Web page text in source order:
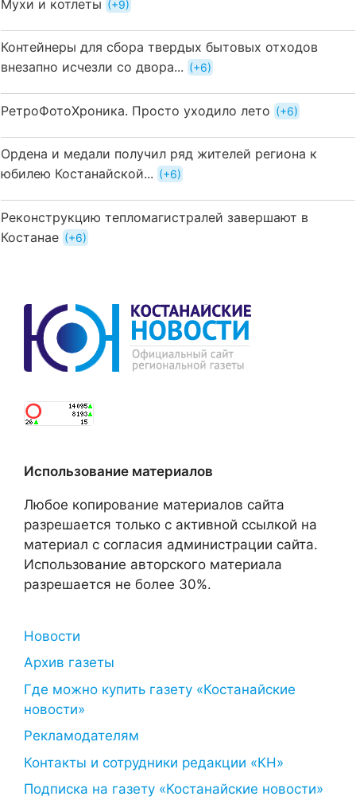
Мухи и котлеты +9
Контейнеры для сбора твердых бытовых отходов
внезапно исчезли со двора...
+6
РетроФотоХроника. Просто уходило лето +6
Ордена и медали получил ряд жителей региона к
юбилею Костанайской...
+6
Реконструкцию тепломагистралей завершают в
Костанае
+6
Использование материалов
Любое копирование материалов сайта
разрешается только с активной ссылкой на
материал с согласия администрации сайта.
Использование авторского материала
разрешается не более 30%.
Новости
Архив газеты
Где можно купить газету «Костанайские
новости»
Рекламодателям
Контакты и сотрудники редакции «КН»
Подписка на газету «Костанайские новости»